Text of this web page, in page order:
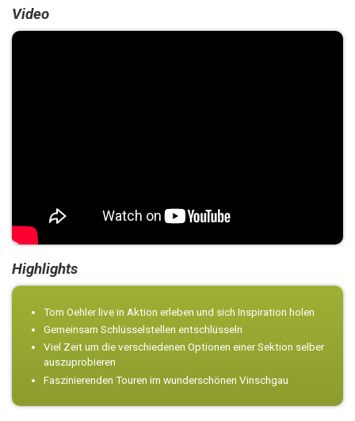
Video
Highlights
Tom Oehler live in Aktion erleben und sich Inspiration holen
Gemeinsam Schlüsselstellen entschlüsseln
Viel Zeit um die verschiedenen Optionen einer Sektion selber
auszuprobieren
Faszinierenden Touren im wunderschönen Vinschgau